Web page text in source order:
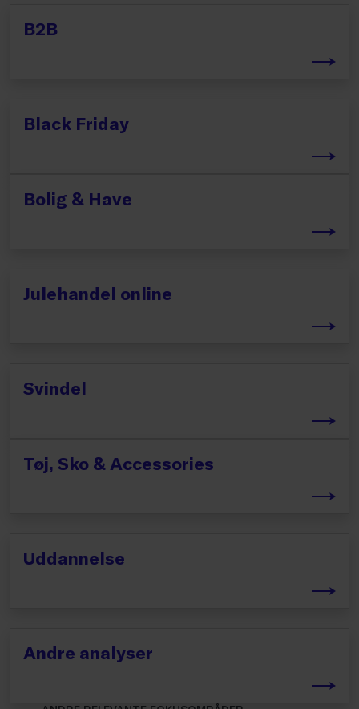
B2B
Black Friday
Bolig & Have
Julehandel online
Svindel
Tøj, Sko & Accessories
Uddannelse
Andre analyser